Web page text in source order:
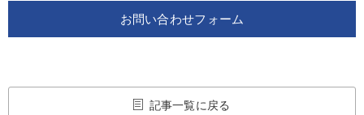
お問い合わせフォーム
記事一覧に戻る